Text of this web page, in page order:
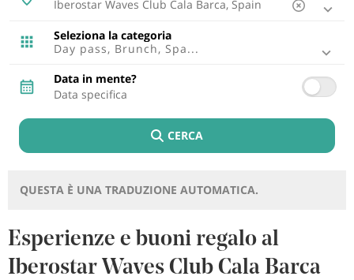
Tenerife, Spagna
Cádiz, Spagna
Punta Cana, Repubblica Dominicana
Riviera Maya, Mexico
Fuerteventura, Spagna
Lagos, Portugal
Riviera Nayarit, Mexico
Cozumel, Mexico
Punto Brabo, Aruba
Rétino , Grecia
Seleziona la categoria
Day pass, Brunch, Spa...
Data in mente?
CERCA
QUESTA È UNA TRADUZIONE AUTOMATICA.
Esperienze e buoni regalo al
Iberostar Waves Club Cala Barca